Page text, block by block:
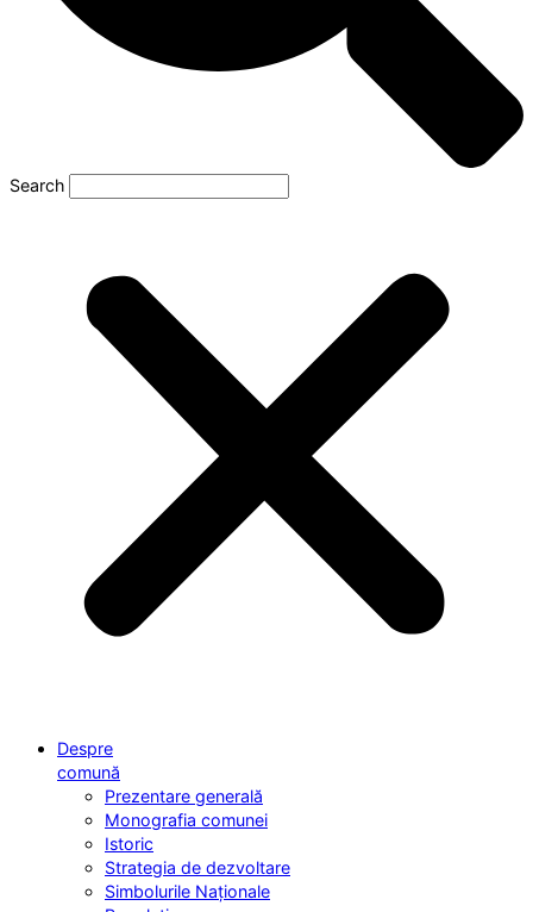
Search
Despre
comună
Prezentare generală
Monografia comunei
Istoric
Strategia de dezvoltare
Simbolurile Naționale